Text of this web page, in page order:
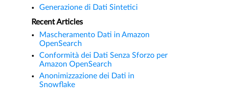
Generazione di Dati Sintetici
Recent Articles
Mascheramento Dati in Amazon
OpenSearch
Conformità dei Dati Senza Sforzo per
Amazon OpenSearch
Anonimizzazione dei Dati in
Snowflake